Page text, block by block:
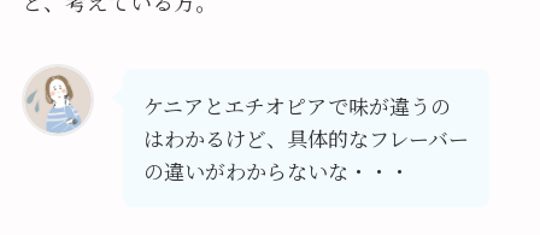
ケニアとエチオピアで味が違うの
はわかるけど、具体的なフレーバー
の違いがわからないな・・・